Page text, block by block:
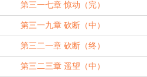
第三一七章 惊动（完）
第三一九章 砍断（中）
第三二一章 砍断（终）
第三二三章 遥望（中）